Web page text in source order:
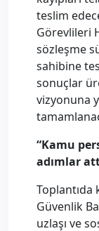
teslim
Görevlileri
sözleşme
sahibine
sonuçlar
vizyonuna
“Kamu
adımlar
Toplantıda
Güvenlik
uzlaşı ve